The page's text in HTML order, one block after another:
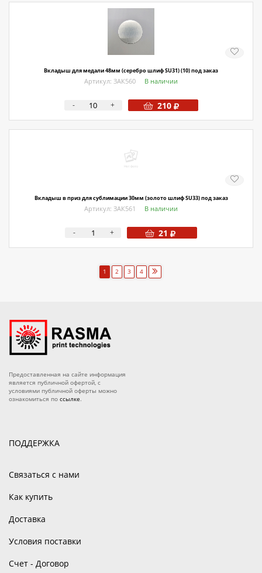
Вкладыш для медали 48мм (серебро шлиф SU31) (10) под заказ
Артикул: ЗАК560 В наличии
- + 210
Вкладыш в приз для сублимации 30мм (золото шлиф SU33) под заказ
Артикул: ЗАК561 В наличии
- + 21
1 2 3 4
Предоставленная на сайте информация
является публичной офертой, с
условиями публичной оферты можно
ознакомиться по ссылке.
ПОДДЕРЖКА
Связаться с нами
Как купить
Доставка
Условия поставки
Счет - Договор